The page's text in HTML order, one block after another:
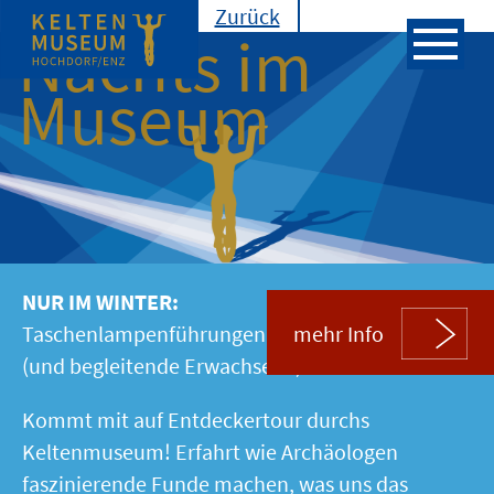
1. Startseite
1.1 Keltenmuseum Hochdorf/Enz
1.2 Im Museum
1.3 Veranstaltungen
1.4 Lernort Museum
1.5 Entdeckerhandbuch
1.6 Besucherinfos
2. Das Museum
2.2 Epoche der frühkeltischen Fürsten
2.3 Grabkammer
Nachts im
Museum
NUR IM WINTER:
Taschenlampenführungen für Kinder
(und begleitende Erwachsene)
Kommt mit auf Entdeckertour durchs
Keltenmuseum! Erfahrt wie Archäologen
faszinierende Funde machen, was uns das
mehr Info
Zurück